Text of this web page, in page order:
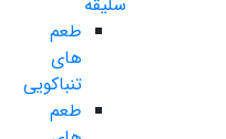
طعم
های
تنباکویی
طعم